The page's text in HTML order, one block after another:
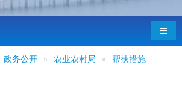
导航
政务公开 » 农业农村局 » 帮扶措施